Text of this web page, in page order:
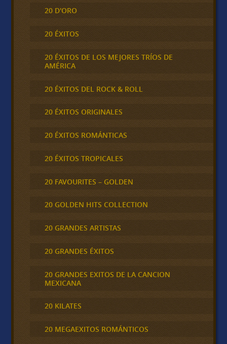
20 D'ORO
20 ÉXITOS
20 ÉXITOS DE LOS MEJORES TRÍOS DE
AMÉRICA
20 ÉXITOS DEL ROCK & ROLL
20 ÉXITOS ORIGINALES
20 ÉXITOS ROMÁNTICAS
20 ÉXITOS TROPICALES
20 FAVOURITES – GOLDEN
20 GOLDEN HITS COLLECTION
20 GRANDES ARTISTAS
20 GRANDES ÉXITOS
20 GRANDES EXITOS DE LA CANCION
MEXICANA
20 KILATES
20 MEGAEXITOS ROMÁNTICOS